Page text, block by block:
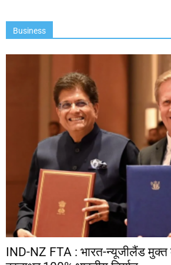
Business
IND-NZ FTA : भारत-न्यूजीलैंड मुक्त